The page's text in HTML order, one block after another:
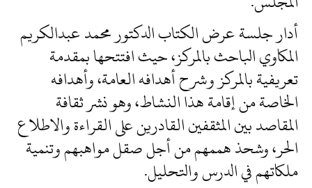
أدار جلسة عرض الكتاب الدكتور محمد عبدالكريم
المكاوي الباحث بالمركز، حيث افتتحها بمقدمة
تعريفية بالمركز وشرح أهدافه العامة، وأهدافه
الخاصة من إقامة هذا النشاط، وهو نشر ثقافة
المقاصد بين المثقفين القادرين على القراءة والاطلاع
الحر، وشحذ هممهم من أجل صقل مواهبهم وتنمية
ملكاتهم في الدرس والتحليل.